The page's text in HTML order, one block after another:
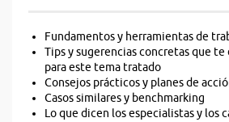
Fundamentos y herramientas de
Tips y sugerencias concretas que te
para este tema tratado
Consejos prácticos y planes de
Casos similares y benchmarking
Lo que dicen los especialistas y los